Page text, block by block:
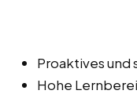
Proaktives
Hohe